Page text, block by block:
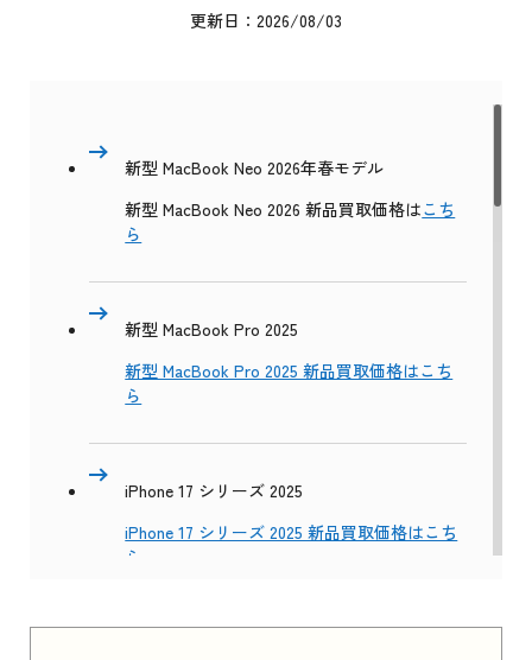
更新日：2026/08/03
新型 MacBook Neo 2026年春モデル
新型 MacBook Neo 2026 新品買取価格はこち
ら
新型 MacBook Pro 2025
新型 MacBook Pro 2025 新品買取価格はこち
ら
iPhone 17 シリーズ 2025
iPhone 17 シリーズ 2025 新品買取価格はこち
ら